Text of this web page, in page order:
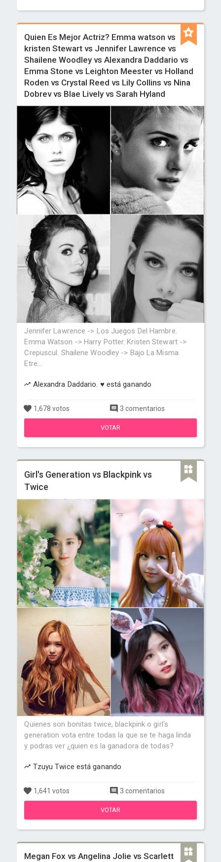
Quien Es Mejor Actriz? Emma watson vs
kristen Stewart vs Jennifer Lawrence vs
Shailene Woodley vs Alexandra Daddario vs
Emma Stone vs Leighton Meester vs Holland
Roden vs Crystal Reed vs Lily Collins vs Nina
Dobrev vs Blae Lively vs Sarah Hyland
Jennifer Lawrence -> Los Juegos Del Hambre.
Emma Watson -> Harry Potter. Kristen Stewart ->
Crepuscul. Shailene Woodley -> Bajo La Misma
Etre...
Alexandra Daddario. ♥ está ganando
1,678 votos 3 comentarios
VOTAR
Girl's Generation vs Blackpink vs
Twice
Quienes son bonitas twice, blackpink o girl's
generation vota entre todas la que se te haga linda
y podras ver ¿quien es la ganadora de todas?
Tzuyu Twice está ganando
1,641 votos 3 comentarios
VOTAR
Megan Fox vs Angelina Jolie vs Scarlett